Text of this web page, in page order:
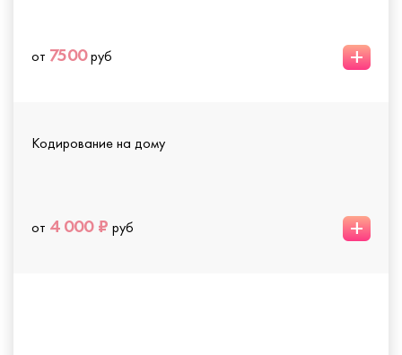
от 7500руб +
Кодирование на дому
от 4 000 ₽ руб +